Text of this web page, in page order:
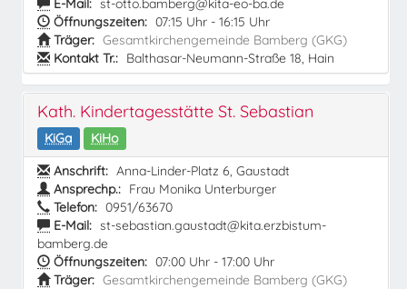
E-Mail: st-otto.bamberg@kita-eo-ba.de
Öffnungszeiten: 07:15 Uhr - 16:15 Uhr
Träger: Gesamtkirchengemeinde Bamberg (GKG)
Kontakt Tr.: Balthasar-Neumann-Straße 18, Hain
Kath. Kindertagesstätte St. Sebastian
KiGa
KiHo
Anschrift: Anna-Linder-Platz 6, Gaustadt
Ansprechp.: Frau Monika Unterburger
Telefon: 0951/63670
E-Mail: st-sebastian.gaustadt@kita.erzbistum-
bamberg.de
Öffnungszeiten: 07:00 Uhr - 17:00 Uhr
Träger: Gesamtkirchengemeinde Bamberg (GKG)